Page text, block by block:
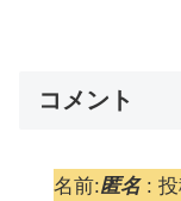
コメント
名前:匿名: